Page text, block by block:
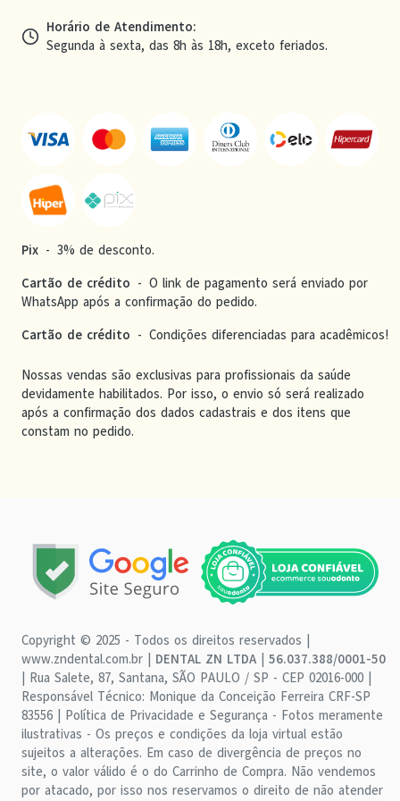
Horário de Atendimento:
Segunda à sexta, das 8h às 18h, exceto feriados.
Pix - 3% de desconto.
Cartão de crédito - O link de pagamento será enviado por
WhatsApp após a confirmação do pedido.
Cartão de crédito - Condições diferenciadas para acadêmicos!
Nossas vendas são exclusivas para profissionais da saúde
devidamente habilitados. Por isso, o envio só será realizado
após a confirmação dos dados cadastrais e dos itens que
constam no pedido.
Copyright © 2025 - Todos os direitos reservados |
www.zndental.com.br | DENTAL ZN LTDA
56.037.388/0001-50
| Rua Salete, 87, Santana, SÃO PAULO / SP - CEP 02016-000 |
Responsável Técnico: Monique da Conceição Ferreira CRF-SP
83556 | Política de Privacidade e Segurança - Fotos meramente
ilustrativas - Os preços e condições da loja virtual estão
sujeitos a alterações. Em caso de divergência de preços no
site, o valor válido é o do Carrinho de Compra. Não vendemos
por atacado, por isso nos reservamos o direito de não atender